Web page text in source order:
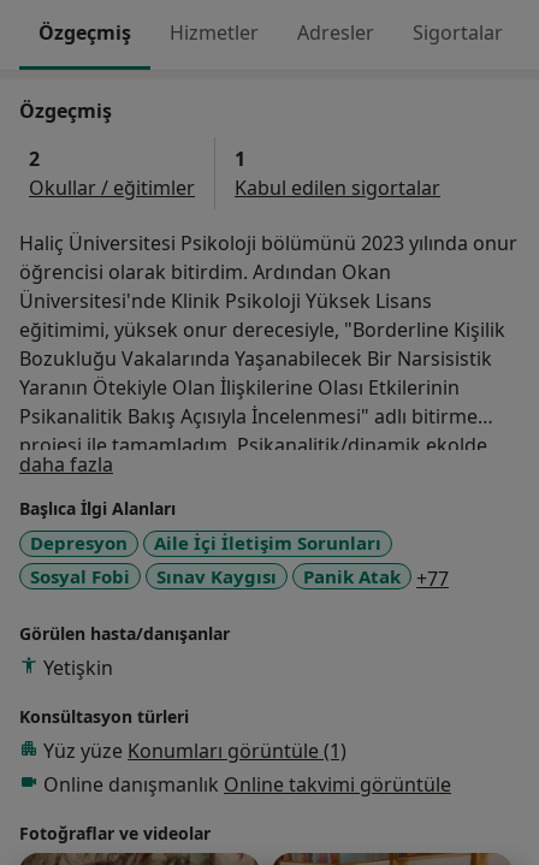
Özgeçmiş Hizmetler Adresler Sigortalar
Özgeçmiş
2
Okullar / eğitimler
1
Kabul edilen sigortalar
Haliç Üniversitesi Psikoloji bölümünü 2023 yılında onur
öğrencisi olarak bitirdim. Ardından Okan
Üniversitesi'nde Klinik Psikoloji Yüksek Lisans
eğitimimi, yüksek onur derecesiyle, "Borderline Kişilik
Bozukluğu Vakalarında Yaşanabilecek Bir Narsisistik
Yaranın Ötekiyle Olan İlişkilerine Olası Etkilerinin
Psikanalitik Bakış Açısıyla İncelenmesi" adlı bitirme
projesi ile tamamladım. Psikanalitik/dinamik ekolde
ilerlemekteyim ve Prof. Dr. Doğan Şahin ile birlikte
Dinamik Psikoterapi eğitimlerimi de sürdürmenin yanı
sıra İstanbul Psikoterapi Okulu tarafından düzenlenen
Psikanalitik Psikoterapi Eğitimini kuramın ileri gelen
isimlerinden Otto F.Kerberg ve birçok değerli eğitmen
Pınar Arslantürk eşliğinde Analitik Psikoterapi
süpervizyonlarımı tamamladım ve şu anda da Dr. Fiona
Faracci Petridis ile Psikanalitik ekolde süpervizyon
süreçlerimi sürdürmekteyim. Yüksek lisans esnasında
Dr. Pınar Arslantürk süpervizyonu eşliğinde yüzyüze ve
online olarak hasta kabul etmeye başladım. Ve şuan da
Bursa Gemlik'te kendi kliniğimde yüzyüze ve online
olarak hasta görmekteyim. Şu anda CETAD'dan Cinsel
daha fazla
Başlıca İlgi Alanları
Depresyon
Aile İçi İletişim Sorunları
Sosyal Fobi
Sınav Kaygısı Panik Atak +77
Görülen hasta/danışanlar
Yetişkin
Konsültasyon türleri
Yüz yüze Konumları görüntüle (1)
Online danışmanlık Online takvimi görüntüle
Fotoğraflar ve videolar